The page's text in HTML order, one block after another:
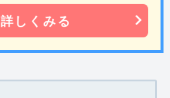
詳しくみる